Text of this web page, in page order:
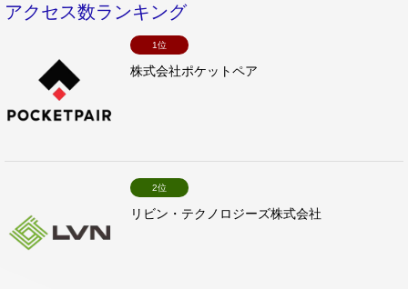
アクセス数ランキング
1位
株式会社ポケットペア
2位
リビン・テクノロジーズ株式会社